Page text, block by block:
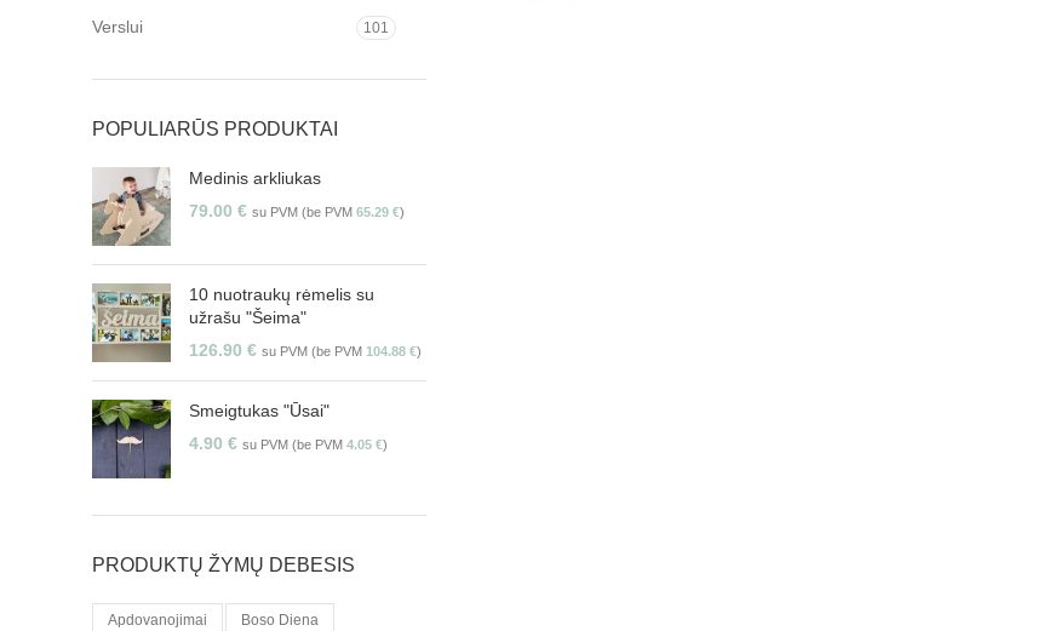
Verslui 101
POPULIARŪS PRODUKTAI
Medinis arkliukas
79.00 € su PVM (be PVM 65.29 €)
10 nuotraukų rėmelis su
užrašu "Šeima"
126.90 € su PVM (be PVM 104.88 €)
Smeigtukas "Ūsai"
4.90 € su PVM (be PVM 4.05 €)
PRODUKTŲ ŽYMŲ DEBESIS
Apdovanojimai Boso Diena